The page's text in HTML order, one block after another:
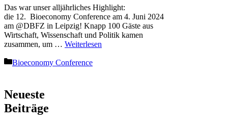
Das war unser alljährliches Highlight:
die 12. Bioeconomy Conference am 4. Juni 2024
am @DBFZ in Leipzig! Knapp 100 Gäste aus
Wirtschaft, Wissenschaft und Politik kamen
zusammen, um … Weiterlesen
Kategorien
Bioeconomy Conference
Neueste
Beiträge